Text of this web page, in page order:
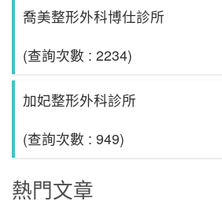
喬美整形外科博仕診所
(查詢次數 : 2234)
加妃整形外科診所
(查詢次數 : 949)
熱門文章